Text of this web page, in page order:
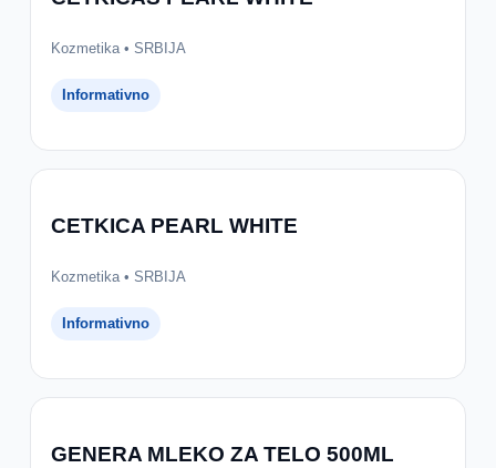
Kozmetika • SRBIJA
Informativno
CETKICA PEARL WHITE
Kozmetika • SRBIJA
Informativno
GENERA MLEKO ZA TELO 500ML